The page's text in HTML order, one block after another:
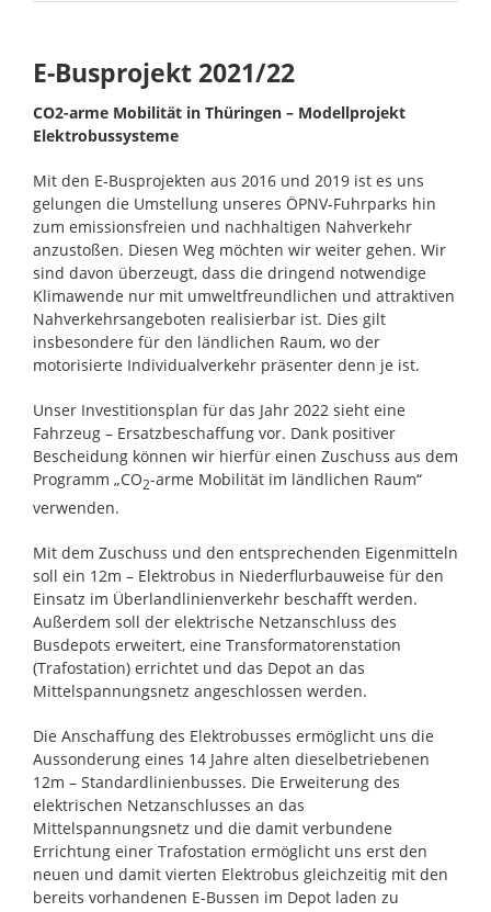
E-Busprojekt 2021/22
CO2-arme Mobilität in Thüringen – Modellprojekt
Elektrobussysteme
Mit den E-Busprojekten aus 2016 und 2019 ist es uns
gelungen die Umstellung unseres ÖPNV-Fuhrparks hin
zum emissionsfreien und nachhaltigen Nahverkehr
anzustoßen. Diesen Weg möchten wir weiter gehen. Wir
sind davon überzeugt, dass die dringend notwendige
Klimawende nur mit umweltfreundlichen und attraktiven
Nahverkehrsangeboten realisierbar ist. Dies gilt
insbesondere für den ländlichen Raum, wo der
motorisierte Individualverkehr präsenter denn je ist.
Unser Investitionsplan für das Jahr 2022 sieht eine
Fahrzeug – Ersatzbeschaffung vor. Dank positiver
Bescheidung können wir hierfür einen Zuschuss aus dem
Programm „CO2-arme Mobilität im ländlichen Raum“
verwenden.
Mit dem Zuschuss und den entsprechenden Eigenmitteln
soll ein 12m – Elektrobus in Niederflurbauweise für den
Einsatz im Überlandlinienverkehr beschafft werden.
Außerdem soll der elektrische Netzanschluss des
Busdepots erweitert, eine Transformatorenstation
(Trafostation) errichtet und das Depot an das
Mittelspannungsnetz angeschlossen werden.
Die Anschaffung des Elektrobusses ermöglicht uns die
Aussonderung eines 14 Jahre alten dieselbetriebenen
12m – Standardlinienbusses. Die Erweiterung des
elektrischen Netzanschlusses an das
Mittelspannungsnetz und die damit verbundene
Errichtung einer Trafostation ermöglicht uns erst den
neuen und damit vierten Elektrobus gleichzeitig mit den
bereits vorhandenen E-Bussen im Depot laden zu